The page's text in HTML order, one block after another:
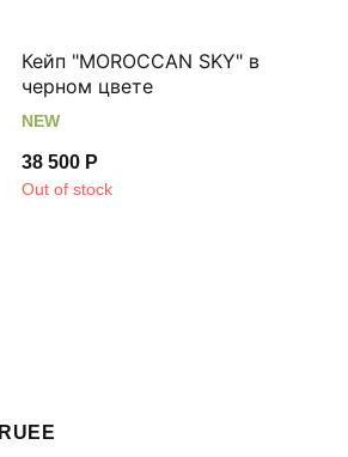
Кейп "MOROCCAN SKY" в
черном цвете
NEW
38 500 Р
Out of stock
RUEE